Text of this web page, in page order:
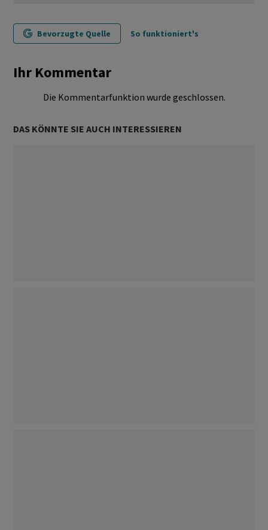
Bevorzugte Quelle So funktioniert's
Ihr Kommentar
Die Kommentarfunktion wurde geschlossen.
DAS KÖNNTE SIE AUCH INTERESSIEREN